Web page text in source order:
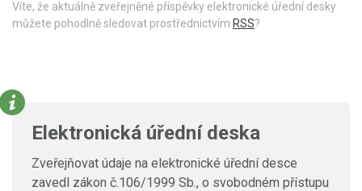
Víte, že aktuálně zveřejněné příspěvky elektronické úřední desky
můžete pohodlně sledovat prostřednictvím RSS?
Elektronická úřední deska
Zveřejňovat údaje na elektronické úřední desce
zavedl zákon č.106/1999 Sb., o svobodném přístupu